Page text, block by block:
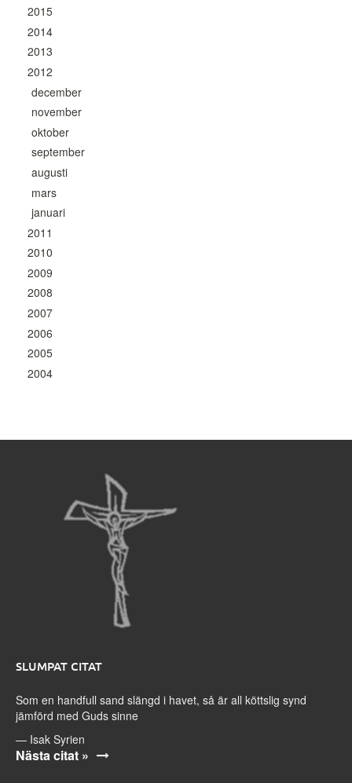
2015
2014
2013
2012
december
november
oktober
september
augusti
mars
januari
2011
2010
2009
2008
2007
2006
2005
2004
SLUMPAT CITAT
Som en handfull sand slängd i havet, så är all köttslig synd
jämförd med Guds sinne
— Isak Syrien
Nästa citat »